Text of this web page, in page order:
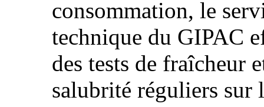
consommation, le
technique du GIPAC
des tests de fraîcheur
salubrité réguliers sur